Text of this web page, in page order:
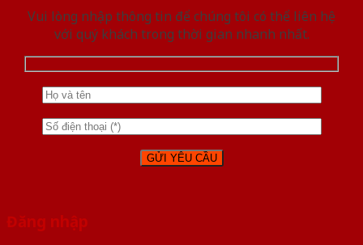
Vui lòng nhập thông tin để chúng tôi có thể liên hệ
với quý khách trong thời gian nhanh nhất.
Đăng nhập